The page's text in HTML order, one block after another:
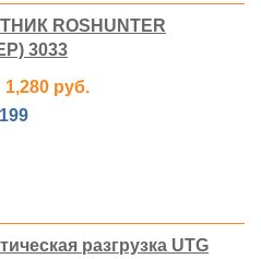
ROSHUNTER
3033
1,280 руб.
разгрузка UTG